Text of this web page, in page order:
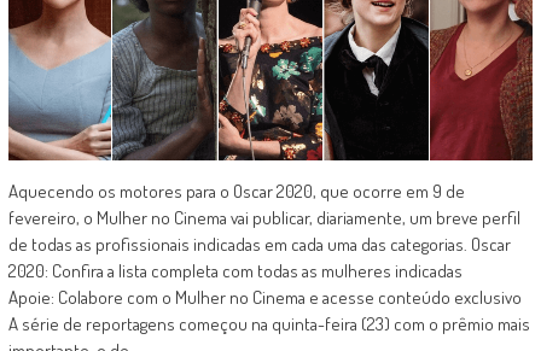
Aquecendo os motores para o Oscar 2020, que ocorre em 9 de
fevereiro, o Mulher no Cinema vai publicar, diariamente, um breve perfil
de todas as profissionais indicadas em cada uma das categorias. Oscar
2020: Confira a lista completa com todas as mulheres indicadas
Apoie: Colabore com o Mulher no Cinema e acesse conteúdo exclusivo
A série de reportagens começou na quinta-feira (23) com o prêmio mais